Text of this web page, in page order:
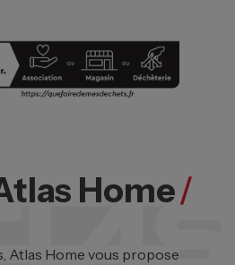
Home/
Atlas Home vous propose